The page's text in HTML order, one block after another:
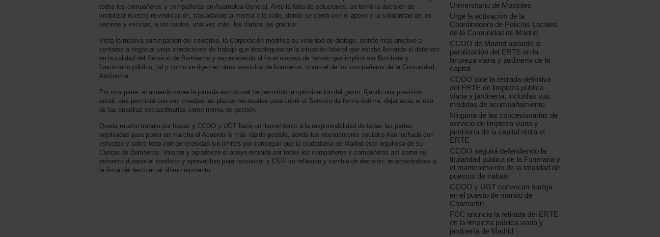
todos los compañeros y compañeras en Asamblea General. Ante la falta de soluciones, se tomó la decisión de
visibilizar nuestra reivindicación, trasladando la misma a la calle, donde se contó con el apoyo y la solidaridad de los
vecinos y vecinas, a los cuales, una vez más, les damos las gracias.
Vista la masiva participación del colectivo, la Corporación modificó su voluntad de diálogo, siendo más proclive a
sentarse a negociar unas condiciones de trabajo que desbloquearan la situación laboral que estaba llevando al deterioro
en la calidad del Servicio de Bomberos y reconociendo al fin el exceso de horario que implica ser Bombero y
funcionario público, tal y como se rigen en otros servicios de bomberos, como el de los compañeros de la Comunidad
Autónoma.
Por otra parte, el acuerdo sobre la jornada estructural ha permitido la optimización del gasto, fijando una previsión
anual, que permitirá una vez creadas las plazas necesarias para cubrir el Servicio de forma óptima, dejar atrás el uso
de las guardias extraordinarias como norma de gestión.
Queda mucho trabajo por hacer, y CCOO y UGT hace un llamamiento a la responsabilidad de todas las partes
implicadas para poner en marcha el Acuerdo lo más rápido posible, donde los interlocutores sociales han luchado con
esfuerzo y sobre todo con generosidad sin límites por conseguir que la ciudadanía de Madrid esté orgullosa de su
Cuerpo de Bomberos. Valoran y agradecen el apoyo recibido por todos los compañeros y compañeras así como su
esfuerzo durante el conflicto y aprovechan para reconocer a CSIF su reflexión y cambio de decisión, incorporándose a
la firma del texto en el último momento.
Universitario de Móstoles
Urge la activación de la
Coordinadora de Policías Locales
de la Comunidad de Madrid
CCOO de Madrid aplaude la
paralización del ERTE en la
limpieza viaria y jardinería de la
capital
CCOO pide la retirada definitiva
del ERTE de limpieza pública
viaria y jardinería, incluidas sus
medidas de acompañamiento
Ninguna de las concesionarias de
servicio de limpieza viaria y
jardinería de la capital retira el
ERTE
CCOO seguirá defendiendo la
titularidad pública de la Funeraria y
el mantenimiento de la totalidad de
puestos de trabajo
CCOO y UGT convocan huelga
en el puesto de mando de
Chamartín
FCC anuncia la retirada del ERTE
en la limpieza pública viaria y
jardinería de Madrid